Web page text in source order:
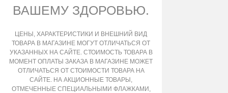
ВАШЕМУ ЗДОРОВЬЮ.
ЦЕНЫ, ХАРАКТЕРИСТИКИ И ВНЕШНИЙ ВИД
ТОВАРА В МАГАЗИНЕ МОГУТ ОТЛИЧАТЬСЯ ОТ
УКАЗАННЫХ НА САЙТЕ. СТОИМОСТЬ ТОВАРА В
МОМЕНТ ОПЛАТЫ ЗАКАЗА В МАГАЗИНЕ МОЖЕТ
ОТЛИЧАТЬСЯ ОТ СТОИМОСТИ ТОВАРА НА
САЙТЕ. НА АКЦИОННЫЕ ТОВАРЫ,
ОТМЕЧЕННЫЕ СПЕЦИАЛЬНЫМИ ФЛАЖКАМИ,